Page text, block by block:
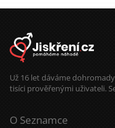
Už 16 let dáváme
tisíci prověřenými uživateli.
O Seznamce